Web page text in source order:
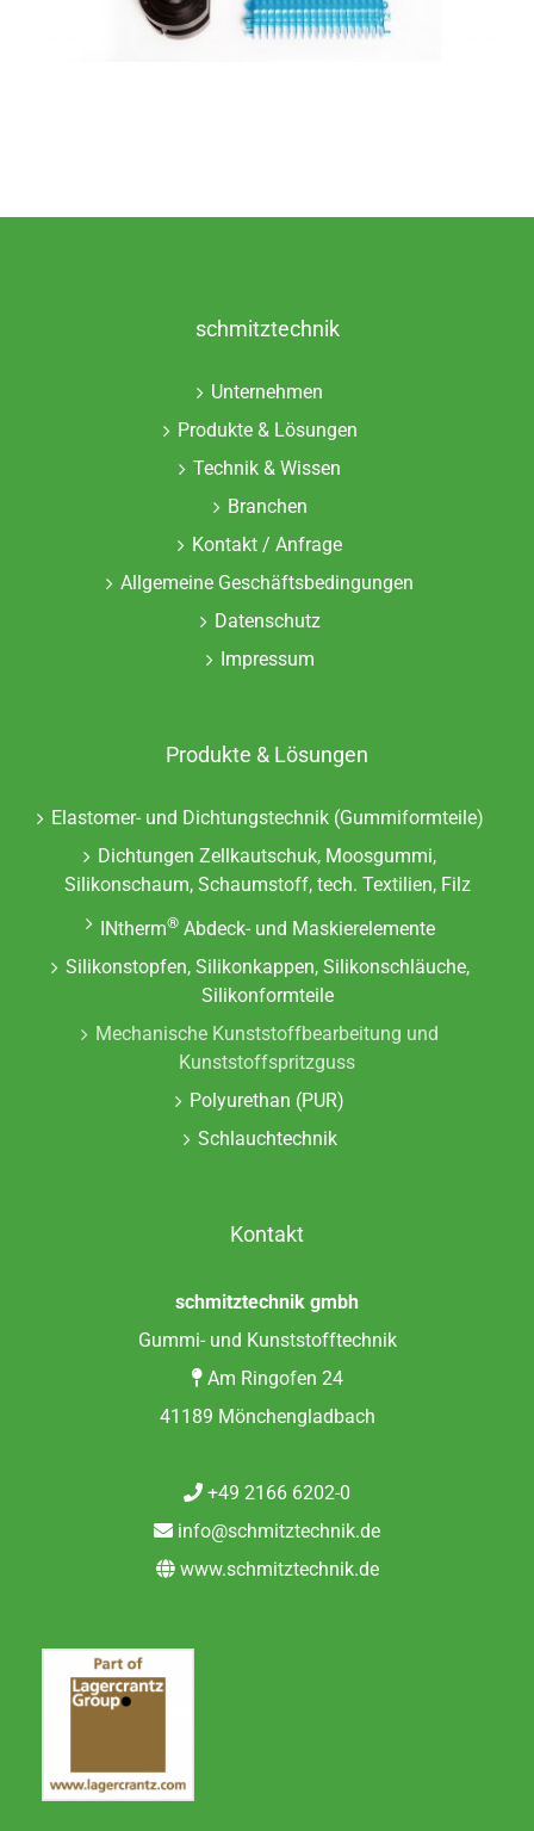
schmitztechnik
Unternehmen
Produkte & Lösungen
Technik & Wissen
Branchen
Kontakt / Anfrage
Allgemeine Geschäftsbedingungen
Datenschutz
Impressum
Produkte & Lösungen
Elastomer- und Dichtungstechnik (Gummiformteile)
Dichtungen Zellkautschuk, Moosgummi,
Silikonschaum, Schaumstoff, tech. Textilien, Filz
INtherm®Abdeck- und Maskierelemente
Silikonstopfen, Silikonkappen, Silikonschläuche,
Silikonformteile
Mechanische Kunststoffbearbeitung und
Kunststoffspritzguss
Polyurethan (PUR)
Schlauchtechnik
Kontakt
schmitztechnik gmbh
Gummi- und Kunststofftechnik
Am Ringofen 24
41189 Mönchengladbach
+49 2166 6202-0
info@schmitztechnik.de
www.schmitztechnik.de